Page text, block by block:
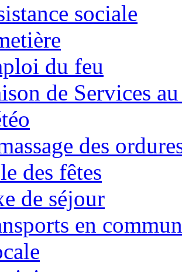
sociale
du feu
de Services
des
des fêtes
de séjour
en commun